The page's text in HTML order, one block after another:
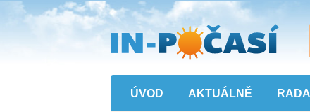
Přejít
na
hlavní
obsah
ÚVOD AKTUÁLNĚ